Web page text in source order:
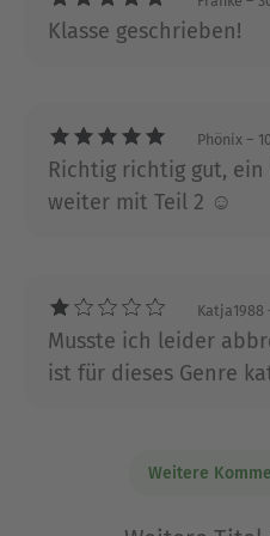
regelmäßig auf die
Bestsellerlisten. Mit
seinen Kindern in Bath.
Klasse geschrieben!
Phönix –
Richtig richtig gut, ein
weiter mit Teil 2 ☺
Katja1988
Musste ich leider
ist für dieses Genre
Weitere